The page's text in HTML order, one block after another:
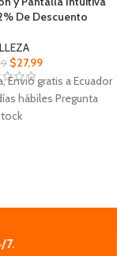
De Descuento
$27,99
Envió gratis a Ecuador
hábiles Pregunta
de programas y
7.